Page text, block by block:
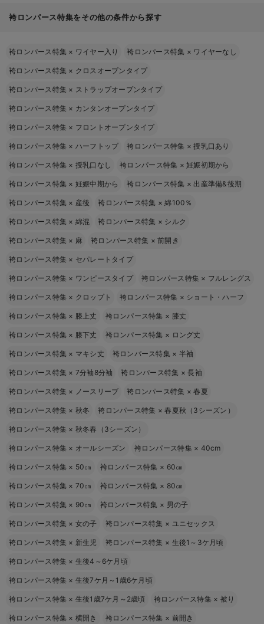
袴ロンパース特集をその他の条件から探す
袴ロンパース特集 × ワイヤー入り 袴ロンパース特集 × ワイヤーなし
袴ロンパース特集 × クロスオープンタイプ
袴ロンパース特集 × ストラップオープンタイプ
袴ロンパース特集 × カンタンオープンタイプ
袴ロンパース特集 × フロントオープンタイプ
袴ロンパース特集 × ハーフトップ 袴ロンパース特集 ×授乳口あり
袴ロンパース特集 × 授乳口なし 袴ロンパース特集 ×妊娠初期から
袴ロンパース特集 × 妊娠中期から 袴ロンパース特集 × 出産準備&後期
袴ロンパース特集 × 産後 袴ロンパース特集 ×綿100％
袴ロンパース特集 × 綿混 袴ロンパース特集 × シルク
袴ロンパース特集 × 麻 袴ロンパース特集 ×前開き
袴ロンパース特集 × セパレートタイプ
袴ロンパース特集 × ワンピースタイプ 袴ロンパース特集 × フルレングス
袴ロンパース特集 × クロップト 袴ロンパース特集 × ショート・ハーフ
袴ロンパース特集 × 膝上丈 袴ロンパース特集 × 膝丈
袴ロンパース特集 × 膝下丈 袴ロンパース特集 × ロング丈
袴ロンパース特集 × マキシ丈 袴ロンパース特集 × 半袖
袴ロンパース特集 × 7分袖8分袖 袴ロンパース特集 ×長袖
袴ロンパース特集 × ノースリーブ 袴ロンパース特集 ×春夏
袴ロンパース特集 × 秋冬 袴ロンパース特集 ×春夏秋（3シーズン）
袴ロンパース特集 × 秋冬春（3シーズン）
袴ロンパース特集 × オールシーズン 袴ロンパース特集 × 40cm
袴ロンパース特集 × 50㎝ 袴ロンパース特集 × 60㎝
袴ロンパース特集 × 70㎝ 袴ロンパース特集 × 80㎝
袴ロンパース特集 × 90㎝ 袴ロンパース特集 × 男の子
袴ロンパース特集 × 女の子 袴ロンパース特集 × ユニセックス
袴ロンパース特集 × 新生児 袴ロンパース特集 × 生後1～3ケ月頃
袴ロンパース特集 × 生後4～6ケ月頃
袴ロンパース特集 × 生後7ケ月～1歳6ケ月頃
袴ロンパース特集 × 生後1歳7ケ月～2歳頃 袴ロンパース特集 × 被り
袴ロンパース特集 × 横開き 袴ロンパース特集 × 前開き